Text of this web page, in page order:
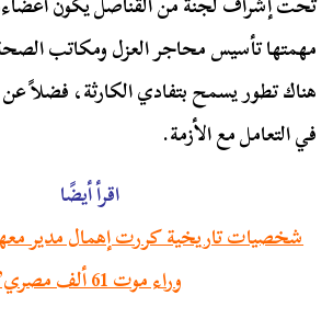
مهمتها تأسيس محاجر العزل ومكاتب
هناك تطور يسمح بتفادي الكارثة، فضلاً
في التعامل مع الأزمة.
اقرأ أيضًا
شخصيات تاريخية كررت إهمال مدير
وراء موت 61 ألف مصري”